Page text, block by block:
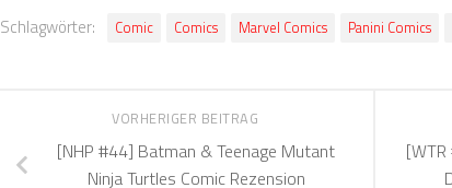
Schlagwörter: Comic Comics Marvel Comics Panini Comics
VORHERIGER BEITRAG
[NHP #44] Batman & Teenage Mutant
Ninja Turtles Comic Rezension